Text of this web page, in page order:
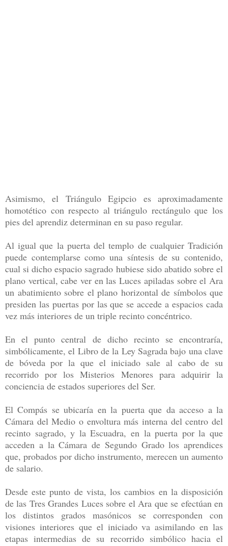
Asimismo, el Triángulo Egipcio es aproximadamente
homotético con respecto al triángulo rectángulo que los
pies del aprendiz determinan en su paso regular.
Al igual que la puerta del templo de cualquier Tradición
puede contemplarse como una síntesis de su contenido,
cual si dicho espacio sagrado hubiese sido abatido sobre el
plano vertical, cabe ver en las Luces apiladas sobre el Ara
un abatimiento sobre el plano horizontal de símbolos que
presiden las puertas por las que se accede a espacios cada
vez más interiores de un triple recinto concéntrico.
En el punto central de dicho recinto se encontraría,
simbólicamente, el Libro de la Ley Sagrada bajo una clave
de bóveda por la que el iniciado sale al cabo de su
recorrido por los Misterios Menores para adquirir la
conciencia de estados superiores del Ser.
El Compás se ubicaría en la puerta que da acceso a la
Cámara del Medio o envoltura más interna del centro del
recinto sagrado, y la Escuadra, en la puerta por la que
acceden a la Cámara de Segundo Grado los aprendices
que, probados por dicho instrumento, merecen un aumento
de salario.
Desde este punto de vista, los cambios en la disposición
de las Tres Grandes Luces sobre el Ara que se efectúan en
los distintos grados masónicos se corresponden con
visiones interiores que el iniciado va asimilando en las
etapas intermedias de su recorrido simbólico hacia el